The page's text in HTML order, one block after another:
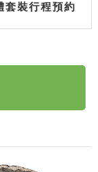
套裝行程預約